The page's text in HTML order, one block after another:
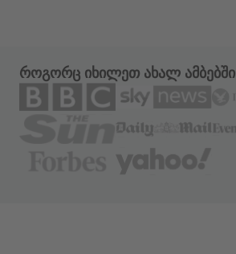
როგორც იხილეთ ახალ ამბებში